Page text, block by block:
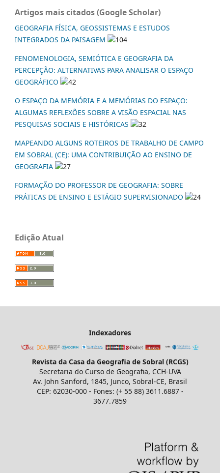
Artigos mais citados (Google Scholar)
GEOGRAFIA FÍSICA, GEOSSISTEMAS E ESTUDOS
INTEGRADOS DA PAISAGEM
104
FENOMENOLOGIA, SEMIÓTICA E GEOGRAFIA DA
PERCEPÇÃO: ALTERNATIVAS PARA ANALISAR O ESPAÇO
GEOGRÁFICO
42
O ESPAÇO DA MEMÓRIA E A MEMÓRIAS DO ESPAÇO:
ALGUMAS REFLEXÕES SOBRE A VISÃO ESPACIAL NAS
PESQUISAS SOCIAIS E HISTÓRICAS
32
MAPEANDO ALGUNS ROTEIROS DE TRABALHO DE CAMPO
EM SOBRAL (CE): UMA CONTRIBUIÇÃO AO ENSINO DE
GEOGRAFIA
27
FORMAÇÃO DO PROFESSOR DE GEOGRAFIA: SOBRE
PRÁTICAS DE ENSINO E ESTÁGIO SUPERVISIONADO
24
Edição Atual
Indexadores
Revista da Casa da Geografia de Sobral (RCGS)
Secretaria do Curso de Geografia, CCH-UVA
Av. John Sanford, 1845, Junco, Sobral-CE, Brasil
CEP: 62030-000 - Fones: (+ 55 88) 3611.6887 -
3677.7859